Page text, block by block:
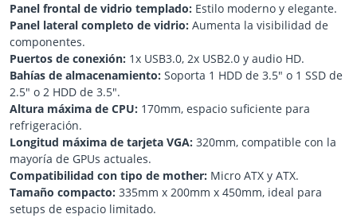
Panel frontal de vidrio templado: Estilo moderno y elegante.
Panel lateral completo de vidrio: Aumenta la visibilidad de
componentes.
Puertos de conexión: 1x USB3.0, 2x USB2.0 y audio HD.
Bahías de almacenamiento: Soporta 1 HDD de 3.5" o 1 SSD de
2.5" o 2 HDD de 3.5".
Altura máxima de CPU: 170mm, espacio suficiente para
refrigeración.
Longitud máxima de tarjeta VGA: 320mm, compatible con la
mayoría de GPUs actuales.
Compatibilidad con tipo de mother: Micro ATX y ATX.
Tamaño compacto: 335mm x 200mm x 450mm, ideal para
setups de espacio limitado.